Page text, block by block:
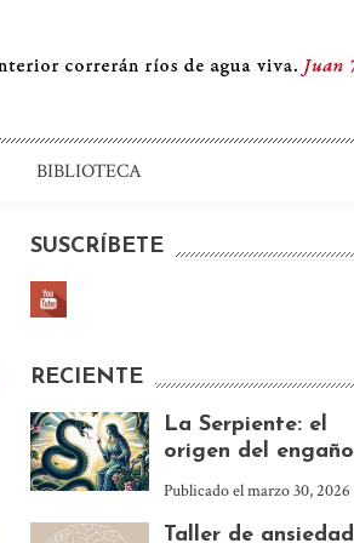
BIBLIOTECA
SUSCRÍBETE
RECIENTE
La Serpiente: el
origen del engaño
Publicado elmarzo 30, 2026
Taller de ansiedad